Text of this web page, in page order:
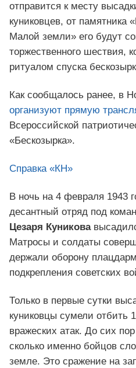
отправится к месту
куниковцев, от памятника
Малой земли» его будут
торжественного шествия,
ритуалом спуска
Как сообщалось ранее, в
организуют прямую
Всероссийской
«Бескозырка».
Справка «КН»
В ночь на 4 февраля 1943
десантный отряд под
Цезаря Куникова
Матросы и солдаты
держали оборону
подкрепления советских
Только в первые сутки
куниковцы сумели отбить
вражеских атак. До сих
сколько именно бойцов
земле. Это сражение на